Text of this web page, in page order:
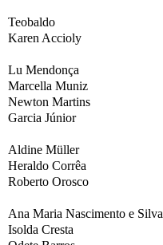
Teobaldo
Karen Accioly
Lu Mendonça
Marcella Muniz
Newton Martins
Garcia Júnior
Aldine Müller
Heraldo Corrêa
Roberto Orosco
Ana Maria Nascimento e Silva
Isolda Cresta